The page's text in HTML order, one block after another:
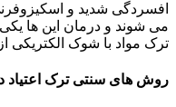
افسردگی شدید و
می شوند و درمان این ها
ترک مواد با شوک الکتریکی
روش های سنتی ترک اعتیاد